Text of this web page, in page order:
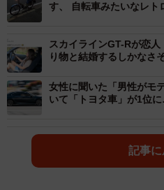
す、 自転車みたいなレト
スカイラインGT-Rが恋
り物と結婚するしかなさそ
女性に聞いた「男性がモ
いて「トヨタ車」が1位
記事に